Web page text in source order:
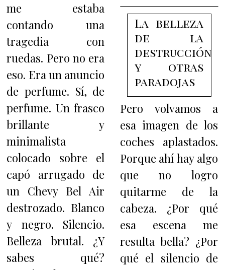
me estaba
contando una
tragedia con
ruedas. Pero no era
eso. Era un anuncio
de perfume. Sí, de
perfume. Un frasco
brillante y
minimalista
colocado sobre el
capó arrugado de
un Chevy Bel Air
destrozado. Blanco
y negro. Silencio.
Belleza brutal. ¿Y
sabes qué?
La belleza
de la
destrucción
y otras
paradojas
Pero volvamos a
esa imagen de los
coches aplastados.
Porque ahí hay algo
que no logro
quitarme de la
cabeza. ¿Por qué
esa escena me
resulta bella? ¿Por
qué el silencio de